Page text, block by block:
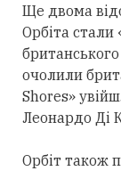
Ще двома
Орбіта стали
очолили
Shores»
Леонардо Ді
Орбіт також